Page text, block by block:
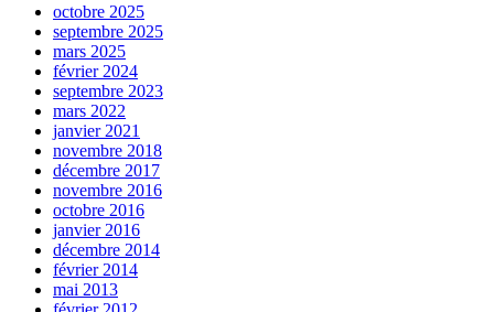
octobre 2025
septembre 2025
mars 2025
février 2024
septembre 2023
mars 2022
janvier 2021
novembre 2018
décembre 2017
novembre 2016
octobre 2016
janvier 2016
décembre 2014
février 2014
mai 2013